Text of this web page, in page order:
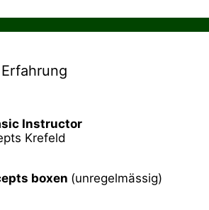
Instructor
Krefeld
boxen (unregelmässig)